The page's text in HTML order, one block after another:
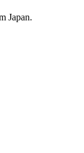
Japan.